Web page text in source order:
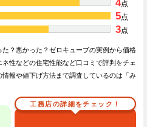
4点
5点
3点
？悪かった？ゼロキューブの実例から価格
性などの住宅性能など口コミで評判をチェ
報や値下げ方法まで調査しているのは「み
工務店の詳細をチェック！